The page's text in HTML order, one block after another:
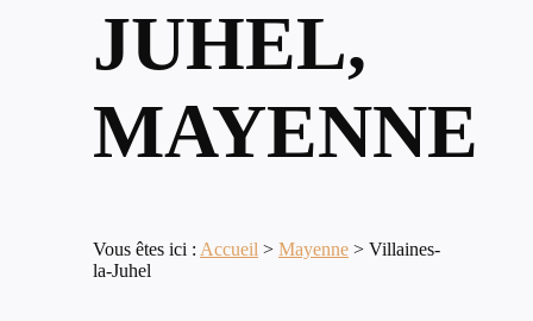
JUHEL,
MAYENNE
Vous êtes ici : Accueil > Mayenne > Villaines-
la-Juhel